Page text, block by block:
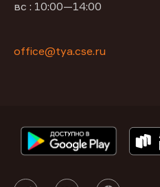
вс : 10:00—14:00
office@tya.cse.ru